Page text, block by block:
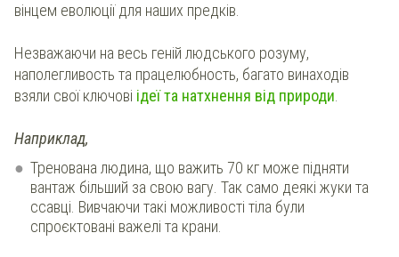
вінцем еволюції для наших предків.
Незважаючи на весь геній людського розуму,
наполегливость та працелюбность, багато винаходів
взяли свої ключові ідеї та натхнення від природи.
Наприклад,
Тренована людина, що важить 70 кг може підняти
вантаж більший за свою вагу. Так само деякі жуки та
ссавці. Вивчаючи такі можливості тіла були
спроєктовані важелі та крани.